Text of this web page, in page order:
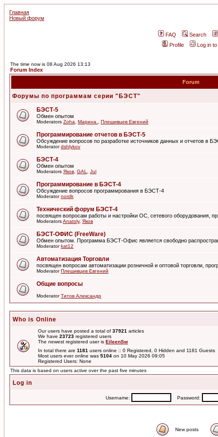
Главная
Новый форум
FAQ
Search
Profile
Log in
The time now is 08 Aug 2026 13:13
Forum Index
Forum
Форумы по программам серии "БЭСТ"
БЭСТ-5
Обмен опытом
Moderators Zoha Марина. Плешивцев Евгений
Программирование отчетов в БЭСТ-5
Обсуждение вопросов по разработке источников данных и отчетов в
Moderatordshlykov
БЭСТ-4
Обмен опытом
Moderators Яков GAL Jul
Программирование в БЭСТ-4
Обсуждение вопросов программрования в БЭСТ-4
Moderatornordk
Технический форум БЭСТ-4
посвящен вопросам работы и настройки ОС, сетевого оборудования,
ModeratorsAnatoly, Яков
БЭСТ-ОФИС (FreeWare)
Обмен опытом. Программа БЭСТ-Офис является свободно
Moderatorkat12
Автоматизация Торговли
посвящен вопросам автоматизации розничной и оптовой торговли,
ModeratorПлешивцев Евгений
Общие вопросы
ModeratorТитов Александр
Who is Online
Our users have posted a total of 37921 articles
We have 23723 registered users
The newest registered user is EileenSw
In total there are 1181 users online :: 0 Registered, 0 Hidden and 1181
Most users ever online was 5104 on 10 May 2026 09:05
Registered Users: None
This data is based on users active over the past five minutes
Log in
Username: Password:
New posts